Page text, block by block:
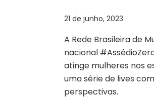
21 de junho, 2023
A Rede Brasileira de
nacional
atinge mulheres nos
uma série de lives
perspectivas.